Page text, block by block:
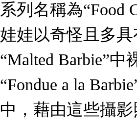
系列名稱為“Food
娃娃以奇怪且多
“Malted Barbie”
“Fondue a la
中，藉由這些攝影